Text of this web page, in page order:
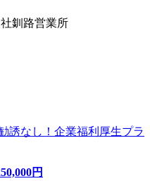
釧路営業所
誘なし！企業福利厚生プラ
円